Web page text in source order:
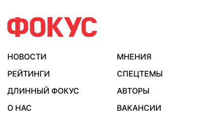
НОВОСТИ
МНЕНИЯ
РЕЙТИНГИ
СПЕЦТЕМЫ
ДЛИННЫЙ ФОКУС
АВТОРЫ
О НАС
ВАКАНСИИ